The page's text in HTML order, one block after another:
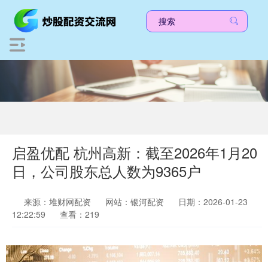
启盈优配 杭州高新：截至2026年1月20
日，公司股东总人数为9365户
来源：堆财网配资 网站：银河配资
日期：2026-01-23
12:22:59
查看：219